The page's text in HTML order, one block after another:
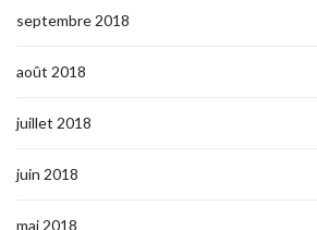
septembre 2018
août 2018
juillet 2018
juin 2018
mai 2018